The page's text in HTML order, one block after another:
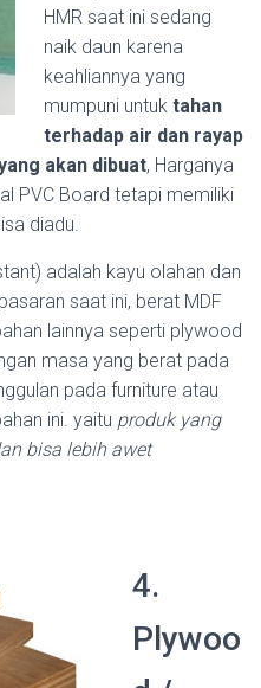
HMR saat ini sedang
naik daun karena
keahliannya yang
mumpuni untuk tahan
terhadap air dan rayap
akan dibuat, Harganya
PVC Board tetapi memiliki
diadu.
adalah kayu olahan dan
saat ini, berat MDF
lainnya seperti plywood
masa yang berat pada
pada furniture atau
ini. yaitu produk yang
bisa lebih awet
4.
Plywoo